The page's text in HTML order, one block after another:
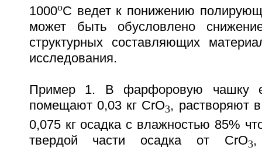
1000oC ведет к понижению
может быть обусловлено
структурных составляющих
исследования.
Пример 1. В фарфоровую чашку
помещают 0,03 кг CrО3, растворяют
0,075 кг осадка с влажностью 85%
твердой части осадка от CrO3,